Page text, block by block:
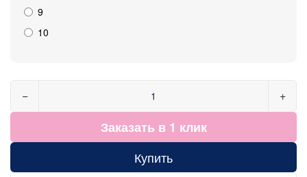
9
10
− +
Заказать в 1 клик
Купить